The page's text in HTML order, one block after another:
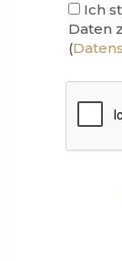
Ich
Daten
(